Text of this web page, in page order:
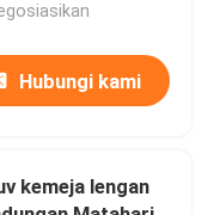
Hubungi kami
kemeja lengan